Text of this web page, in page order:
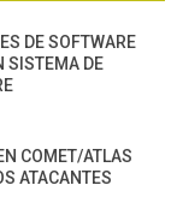
DE SOFTWARE
SISTEMA DE
COMET/ATLAS
ATACANTES